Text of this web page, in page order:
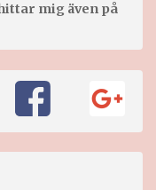
mig även på